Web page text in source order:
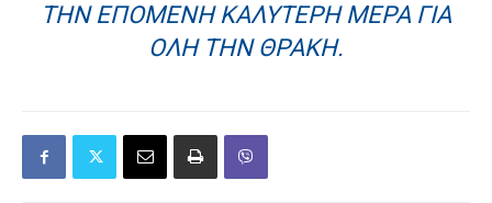
ΤΗΝ ΕΠΌΜΕΝΗ ΚΑΛΎΤΕΡΗ ΜΈΡΑ ΓΙΑ
ΌΛΗ ΤΗΝ ΘΡΆΚΗ.